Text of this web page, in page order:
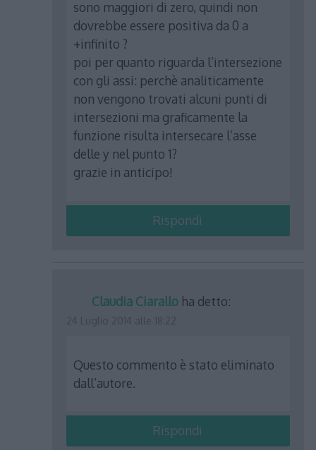
sono maggiori di zero, quindi non
dovrebbe essere positiva da 0 a
+infinito ?
poi per quanto riguarda l’intersezione
con gli assi: perchè analiticamente
non vengono trovati alcuni punti di
intersezioni ma graficamente la
funzione risulta intersecare l’asse
delle y nel punto 1?
grazie in anticipo!
Rispondi
Claudia Ciarallo ha detto:
Questo commento è stato eliminato
dall’autore.
Rispondi